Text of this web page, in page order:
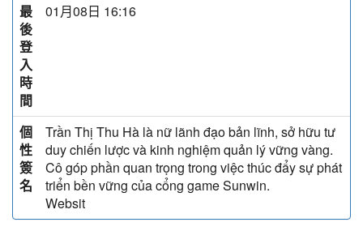
最
後
登
入
時
間
01月08日 16:16
個
性
簽
名
Trần Thị Thu Hà là nữ lãnh đạo bản lĩnh, sở hữu tư
duy chiến lược và kinh nghiệm quản lý vững vàng.
Cô góp phần quan trọng trong việc thúc đẩy sự phát
triển bền vững của cổng game Sunwin.
Websit